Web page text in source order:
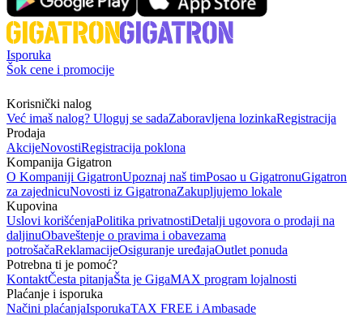
Isporuka
Šok cene i promocije
Korisnički nalog
Već imaš nalog? Uloguj se sadaZaboravljena lozinkaRegistracija
Prodaja
AkcijeNovostiRegistracija poklona
Kompanija Gigatron
O Kompaniji GigatronUpoznaj naš timPosao u GigatronuGigatron
za zajednicuNovosti iz GigatronaZakupljujemo lokale
Kupovina
Uslovi korišćenjaPolitika privatnostiDetalji ugovora o prodaji na
daljinuObaveštenje o pravima i obavezama
potrošačaReklamacijeOsiguranje uređajaOutlet ponuda
Potrebna ti je pomoć?
KontaktČesta pitanjaŠta je GigaMAX program lojalnosti
Plaćanje i isporuka
Načini plaćanjaIsporukaTAX FREE i Ambasade